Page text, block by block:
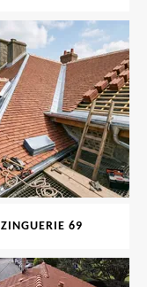
ZINGUERIE 69